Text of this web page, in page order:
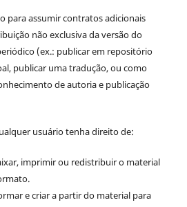
para assumir contratos adicionais
não exclusiva da versão do
(ex.: publicar em repositório
publicar uma tradução, ou como
de autoria e publicação
usuário tenha direito de:
imprimir ou redistribuir o material
e criar a partir do material para